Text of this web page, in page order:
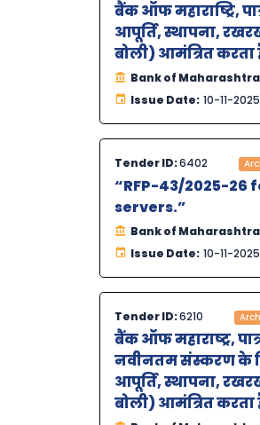
बैंक ऑफ महाराष्ट्रि,
आपूर्ति, स्थापना,
बोली) आमंत्रित करता
Bank of Maharashtra
Issue Date: 10-11-2025
Tender ID:6402
“RFP-43/2025-26
servers.”
Bank of Maharashtra
Issue Date: 10-11-2025
Tender ID:6210
बैंक ऑफ महाराष्‍ट्र,
नवीनतम संस्करण के
आपूर्ति, स्थापना,
बोली) आमंत्रित करता